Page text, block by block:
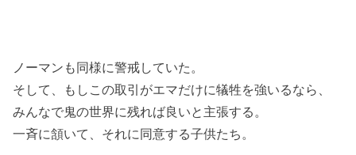
ノーマンも同様に警戒していた。
そして、もしこの取引がエマだけに犠牲を強いるなら、
みんなで鬼の世界に残れば良いと主張する。
一斉に頷いて、それに同意する子供たち。